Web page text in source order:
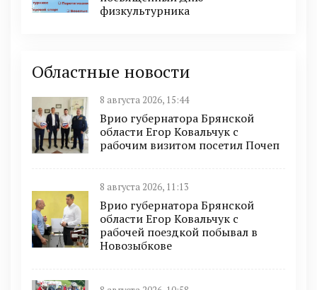
физкультурника
Областные новости
8 августа 2026, 15:44
Врио губернатора Брянской
области Егор Ковальчук с
рабочим визитом посетил Почеп
8 августа 2026, 11:13
Врио губернатора Брянской
области Егор Ковальчук с
рабочей поездкой побывал в
Новозыбкове